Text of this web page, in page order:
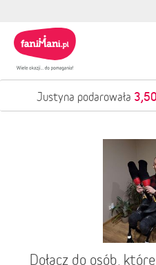
Justyna podarowała
Dołącz do osób,